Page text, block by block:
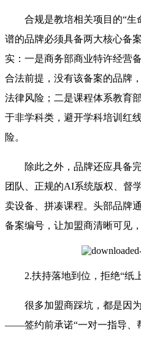
合规是教培相关项目的“生
谱的品牌必须具备两大核心备
实：一是商务部商业特许经营
合法前提，没有该备案的品牌
法律风险；二是课程体系教育
于非学科类，避开学科培训红
险。
除此之外，品牌还应具备完
团队、正规的AI系统版权、督
卖设备、拼凑课程。头部品牌
备案编号，让加盟商清晰可见
2.扶持落地到位，拒绝“纸
很多加盟商踩坑，都是因为
——签约前承诺“一对一指导、